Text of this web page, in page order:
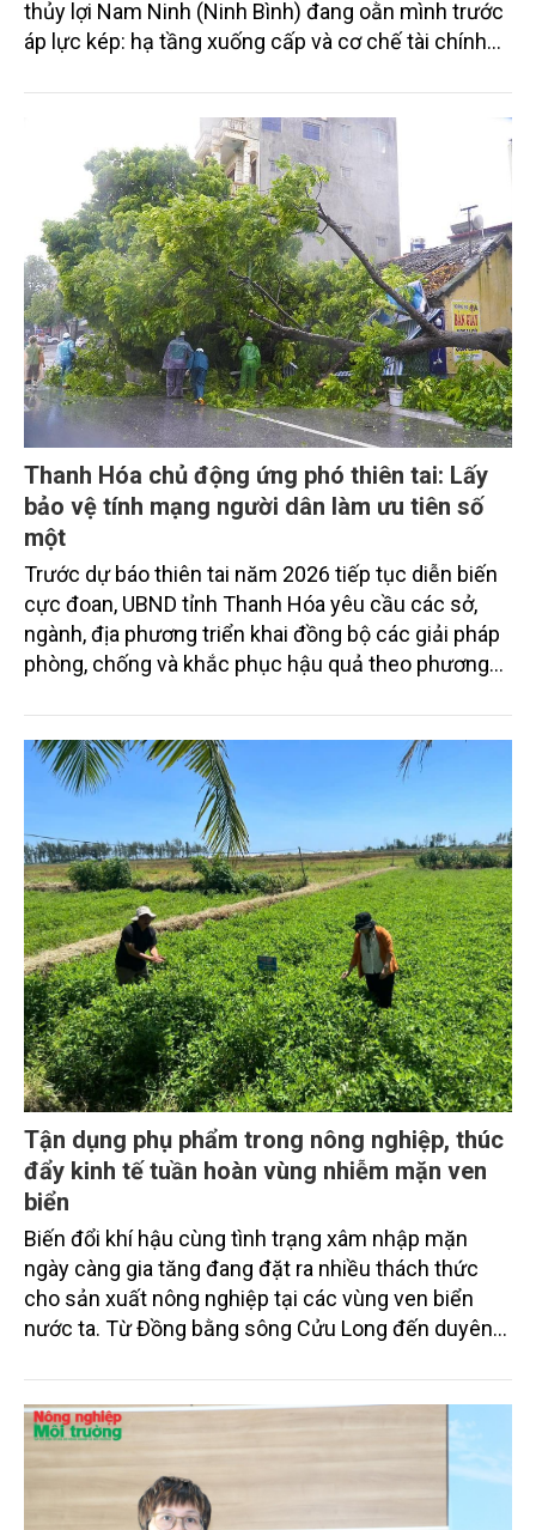
thủy lợi Nam Ninh (Ninh Bình) đang oằn mình trước
áp lực kép: hạ tầng xuống cấp và cơ chế tài chính
tưới tiêu, đây còn là bài toán môi trường, quản lý và
thích ứng với biến đổi khí hậu.
Thanh Hóa chủ động ứng phó thiên tai: Lấy
bảo vệ tính mạng người dân làm ưu tiên số
một
Trước dự báo thiên tai năm 2026 tiếp tục diễn biến
cực đoan, UBND tỉnh Thanh Hóa yêu cầu các sở,
ngành, địa phương triển khai đồng bộ các giải pháp
phòng, chống và khắc phục hậu quả theo phương
người dân lên hàng đầu, giảm thấp nhất thiệt hại về
tài sản và sản xuất.
Tận dụng phụ phẩm trong nông nghiệp, thúc
đẩy kinh tế tuần hoàn vùng nhiễm mặn ven
biển
Biến đổi khí hậu cùng tình trạng xâm nhập mặn
ngày càng gia tăng đang đặt ra nhiều thách thức
cho sản xuất nông nghiệp tại các vùng ven biển
nước ta. Từ Đồng bằng sông Cửu Long đến duyên
nhiễm mặn nghiêm trọng, ảnh hưởng trực tiếp đến
năng suất cây trồng, sinh kế của người dân và môi
trường sinh thái. Do đó, việc tận dụng phụ phẩm
nông nghiệp để sản xuất than sinh học, phân hữu
cơ sinh học phục vụ sản xuất nông nghiệp hữu cơ